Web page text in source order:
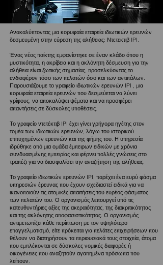
Ανακαλύπτοντας μια κορυφαία εταιρεία ιδιωτικών ερευνών
δεσμευμένη στην εύρεση της αλήθειας: Ντετεκτιβ IPI.
Ένας νέος παίκτης εμφανίστηκε σε έναν κλάδο όπου η
μυστικότητα, η ακρίβεια και η ακλόνητη δέσμευση για την
αλήθεια είναι ζωτικής σημασίας, προσελκύοντας το
ενδιαφέρον τόσο των πελατών όσο και των αντιπάλων.
Παρουσιάζουμε το γραφείο ιδιωτικών ερευνών IPI , μια
κορυφαία εταιρεία ερευνών που δεσμεύεται να λύνει
γρίφους, να αποκαλύψει ψέματα και να προσφέρει
απαντήσεις σε δύσκολες υποθέσεις.
Το γραφείο ντετέκτιβ IPI έχει γίνει γρήγορα ηγέτης στον
τομέα των ιδιωτικών ερευνών, λόγω του ιστορικού
επιτυχημένων ερευνών και της φήμης του. Η υπηρεσία
ιδρύθηκε από μια ομάδα έμπειρων ειδικών με χρόνια
συνδυασμένης εμπειρίας και φέρνει πολλές γνώσεις στο
τραπέζι για να διασφαλίσει την αναζήτηση της αλήθειας.
Το γραφείο ιδιωτικών ερευνών IPI, παρέχει ένα ευρύ φάσμα
υπηρεσιών έρευνας που έχουν σχεδιαστεί ειδικά για να
ικανοποιούν τις ατομικές απαιτήσεις του ευρέος φάσματος
των πελατών του. Ο οργανισμός λειτουργεί υπό τις
κατευθυντήριες αξίες της ακεραιότητας, της διακριτικότητας
και της ακλόνητης αποφασιστικότητας. Ο οργανισμός
αντιμετωπίζει κάθε περίπτωση με τον υψηλότερο
επαγγελματισμό, είτε πρόκειται για πελάτες επιχειρήσεων που
θέλουν να διατηρήσουν τα περιουσιακά τους στοιχεία, άτομα
που εμπλέκονται σε δύσκολες νομικές διαφορές ή
οικογένειες που αναζητούν αγαπημένα πρόσωπα που
λείπουν.